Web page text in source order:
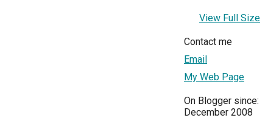
View Full Size
Contact me
Email
My Web Page
On Blogger since:
December 2008